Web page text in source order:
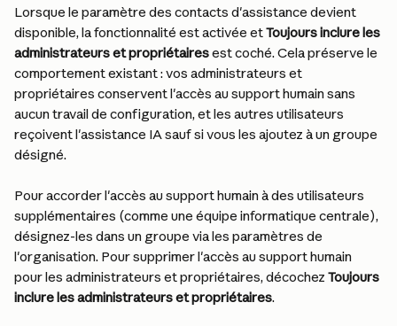
Lorsque le paramètre des contacts d'assistance devient
disponible, la fonctionnalité est activée et Toujours inclure les
administrateurs et propriétaires est coché. Cela préserve le
comportement existant : vos administrateurs et
propriétaires conservent l'accès au support humain sans
aucun travail de configuration, et les autres utilisateurs
reçoivent l'assistance IA sauf si vous les ajoutez à un groupe
désigné.
Pour accorder l'accès au support humain à des utilisateurs
supplémentaires (comme une équipe informatique centrale),
désignez-les dans un groupe via les paramètres de
l'organisation. Pour supprimer l'accès au support humain
pour les administrateurs et propriétaires, décochez Toujours
inclure les administrateurs et propriétaires.